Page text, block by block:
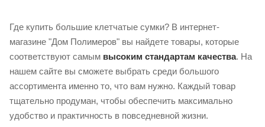
Где купить большие клетчатые сумки? В интернет-
магазине "Дом Полимеров" вы найдете товары, которые
соответствуют самым высоким стандартам качества. На
нашем сайте вы сможете выбрать среди большого
ассортимента именно то, что вам нужно. Каждый товар
тщательно продуман, чтобы обеспечить максимально
удобство и практичность в повседневной жизни.